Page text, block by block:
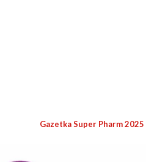
Gazetka Super Pharm 2025